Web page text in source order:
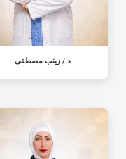
د / زينب مصطفى